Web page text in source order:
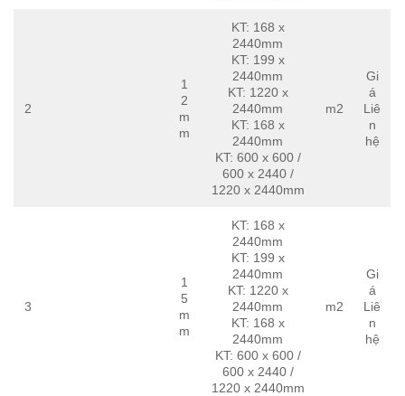
2
1
2
m
m
KT: 168 x
2440mm
KT: 199 x
2440mm
KT: 1220 x
2440mm
KT: 168 x
2440mm
KT: 600 x 600 /
600 x 2440 /
1220 x 2440mm
m2
Gi
á
Liê
n
hệ
3
1
5
m
m
KT: 168 x
2440mm
KT: 199 x
2440mm
KT: 1220 x
2440mm
KT: 168 x
2440mm
KT: 600 x 600 /
600 x 2440 /
1220 x 2440mm
m2
Gi
á
Liê
n
hệ